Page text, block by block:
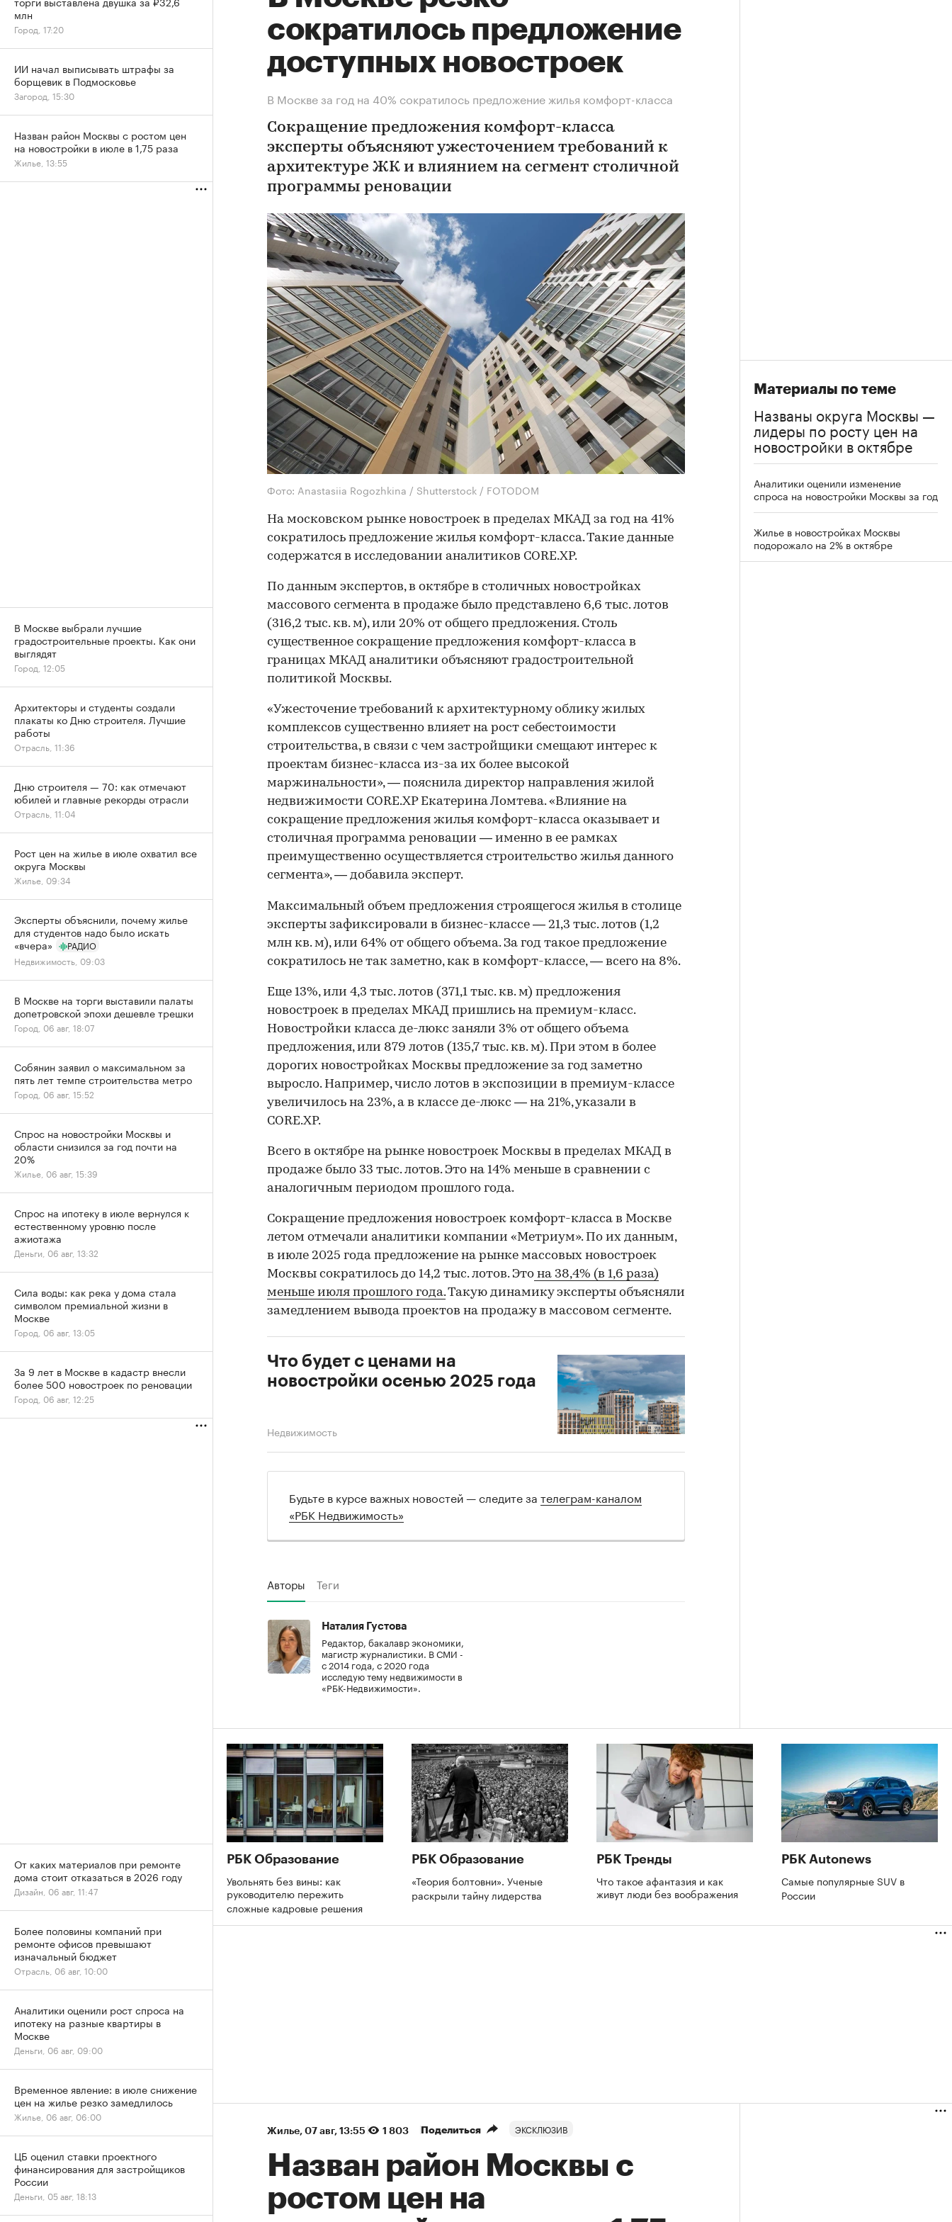
сократилось предложение
доступных новостроек
В Москве за год на 40% сократилось предложение жилья комфорт-класса
Сокращение предложения комфорт-класса
эксперты объясняют ужесточением требований к
архитектуре ЖК и влиянием на сегмент столичной
программы реновации
Фото: Anastasiia Rogozhkina / Shutterstock / FOTODOM
На московском рынке новостроек в пределах МКАД за год на 41%
сократилось предложение жилья комфорт-класса. Такие данные
содержатся в исследовании аналитиков CORE.XP.
По данным экспертов, в октябре в столичных новостройках
массового сегмента в продаже было представлено 6,6 тыс. лотов
(316,2 тыс. кв. м), или 20% от общего предложения. Столь
существенное сокращение предложения комфорт-класса в
границах МКАД аналитики объясняют градостроительной
политикой Москвы.
«Ужесточение требований к архитектурному облику жилых
комплексов существенно влияет на рост себестоимости
строительства, в связи с чем застройщики смещают интерес к
проектам бизнес-класса из-за их более высокой
маржинальности», — пояснила директор направления жилой
недвижимости CORE.XP Екатерина Ломтева. «Влияние на
сокращение предложения жилья комфорт-класса оказывает и
столичная программа реновации — именно в ее рамках
преимущественно осуществляется строительство жилья данного
сегмента», — добавила эксперт.
Максимальный объем предложения строящегося жилья в столице
эксперты зафиксировали в бизнес-классе — 21,3 тыс. лотов (1,2
млн кв. м), или 64% от общего объема. За год такое предложение
сократилось не так заметно, как в комфорт-классе, — всего на 8%.
Еще 13%, или 4,3 тыс. лотов (371,1 тыс. кв. м) предложения
новостроек в пределах МКАД пришлись на премиум-класс.
Новостройки класса де-люкс заняли 3% от общего объема
предложения, или 879 лотов (135,7 тыс. кв. м). При этом в более
дорогих новостройках Москвы предложение за год заметно
выросло. Например, число лотов в экспозиции в премиум-классе
увеличилось на 23%, а в классе де-люкс — на 21%, указали в
CORE.XP.
Всего в октябре на рынке новостроек Москвы в пределах МКАД в
продаже было 33 тыс. лотов. Это на 14% меньше в сравнении с
аналогичным периодом прошлого года.
Сокращение предложения новостроек комфорт-класса в Москве
летом отмечали аналитики компании «Метриум». По их данным,
в июле 2025 года предложение на рынке массовых новостроек
Москвы сократилось до 14,2 тыс. лотов. Это на 38,4% (в 1,6 раза)
меньше июля прошлого года.Такую динамику эксперты объясняли
замедлением вывода проектов на продажу в массовом сегменте.
Что будет с ценами на
новостройки осенью 2025 года
Недвижимость
Будьте в курсе важных новостей — следите за телеграм-каналом
«РБК Недвижимость»
Авторы Теги
Наталия Густова
Редактор, бакалавр экономики,
магистр журналистики. В СМИ -
с 2014 года, с 2020 года
исследую тему недвижимости в
«РБК-Недвижимости».
Материалы по теме
Названы округа Москвы —
лидеры по росту цен на
новостройки в октябре
Аналитики оценили изменение
спроса на новостройки Москвы за год
Жилье в новостройках Москвы
подорожало на 2% в октябре
РБК Образование
Увольнять без вины: как
руководителю пережить
сложные кадровые решения
РБК Образование
«Теория болтовни». Ученые
раскрыли тайну лидерства
РБК Тренды
Что такое афантазия и как
живут люди без воображения
РБК Autonews
Самые популярные SUV в
России
Жилье⁠, 07 авг, 13:55 1 803 Поделиться ЭКСКЛЮЗИВ
Назван район Москвы с
ростом цен на
млн
Город, 17:20
ИИ начал выписывать штрафы за
борщевик в Подмосковье
Загород, 15:30
Назван район Москвы с ростом цен
на новостройки в июле в 1,75 раза
Жилье, 13:55
В Москве выбрали лучшие
градостроительные проекты. Как они
выглядят
Город, 12:05
Архитекторы и студенты создали
плакаты ко Дню строителя. Лучшие
работы
Отрасль, 11:36
Дню строителя — 70: как отмечают
юбилей и главные рекорды отрасли
Отрасль, 11:04
Рост цен на жилье в июле охватил все
округа Москвы
Жилье, 09:34
Эксперты объяснили, почему жилье
для студентов надо было искать
«вчера»
РАДИО
Недвижимость, 09:03
В Москве на торги выставили палаты
допетровской эпохи дешевле трешки
Город, 06 авг, 18:07
Собянин заявил о максимальном за
пять лет темпе строительства метро
Город, 06 авг, 15:52
Спрос на новостройки Москвы и
области снизился за год почти на
20%
Жилье, 06 авг, 15:39
Спрос на ипотеку в июле вернулся к
естественному уровню после
ажиотажа
Деньги, 06 авг, 13:32
Сила воды: как река у дома стала
символом премиальной жизни в
Москве
Город, 06 авг, 13:05
За 9 лет в Москве в кадастр внесли
более 500 новостроек по реновации
Город, 06 авг, 12:25
От каких материалов при ремонте
дома стоит отказаться в 2026 году
Дизайн, 06 авг, 11:47
Более половины компаний при
ремонте офисов превышают
изначальный бюджет
Отрасль, 06 авг, 10:00
Аналитики оценили рост спроса на
ипотеку на разные квартиры в
Москве
Деньги, 06 авг, 09:00
Временное явление: в июле снижение
цен на жилье резко замедлилось
Жилье, 06 авг, 06:00
ЦБ оценил ставки проектного
финансирования для застройщиков
России
Деньги, 05 авг, 18:13